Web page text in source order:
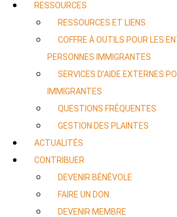
RESSOURCES
RESSOURCES ET LIENS
COFFRE À OUTILS POUR LES
PERSONNES IMMIGRANTES
SERVICES D’AIDE EXTERNES
IMMIGRANTES
QUESTIONS FRÉQUENTES
GESTION DES PLAINTES
ACTUALITÉS
CONTRIBUER
DEVENIR BÉNÉVOLE
FAIRE UN DON
DEVENIR MEMBRE